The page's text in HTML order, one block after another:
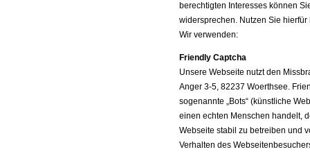
berechtigten Interesses können
widersprechen. Nutzen Sie
Wir verwenden:
Friendly Captcha
Unsere Webseite nutzt den
Anger 3-5, 82237 Woerthsee.
sogenannte „Bots“ (künstliche
einen echten Menschen handelt,
Webseite stabil zu betreiben und
Verhalten des